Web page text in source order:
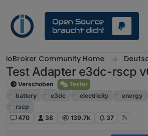
ioBroker Community Home
Test Adapter e3dc-rscp
Verschoben
Tester
battery
e3dc electricity energy
rscp
470
38 139.7k 37